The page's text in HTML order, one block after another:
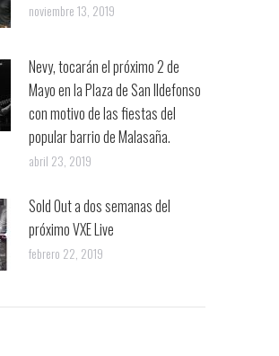
noviembre 13, 2019
Nevy, tocarán el próximo 2 de
Mayo en la Plaza de San Ildefonso
con motivo de las fiestas del
popular barrio de Malasaña.
abril 23, 2019
Sold Out a dos semanas del
próximo VXE Live
febrero 22, 2019